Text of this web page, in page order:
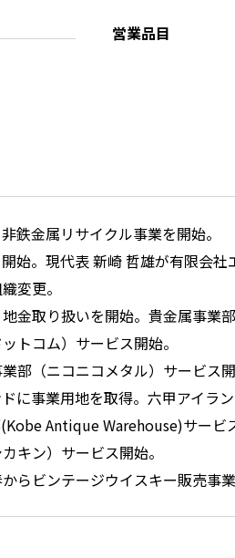
営業品目
鉄金属リサイクル事業を開始。
始。現代表 新崎 哲雄が有限会社
変更。
金取り扱いを開始。貴金属事業
トコム）サービス開始。
部（ニコニコメタル）サービス開
に事業用地を取得。六甲アイラン
Antique Warehouse)サービ
キン）サービス開始。
らビンテージウイスキー販売事